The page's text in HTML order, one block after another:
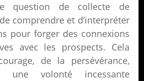
question de collecte de
comprendre et d’interpréter
pour forger des connexions
avec les prospects. Cela
de la persévérance,
une volonté incessante